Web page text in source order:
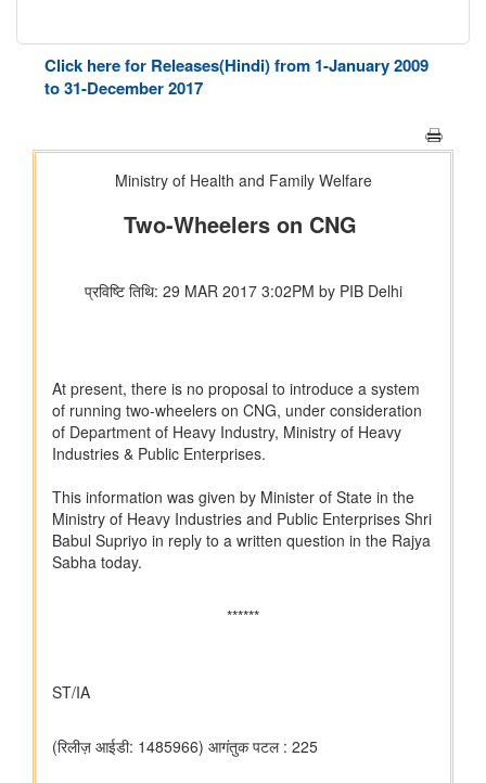
Click here for Releases(Hindi) from 1-January 2009
to 31-December 2017